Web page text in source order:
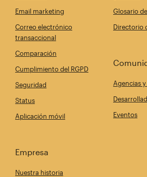
Email marketing
Correo electrónico
transaccional
Comparación
Cumplimiento del RGPD
Seguridad
Status
Aplicación móvil
Glosario
Directorio
Agencias
Eventos
Empresa
Nuestra historia